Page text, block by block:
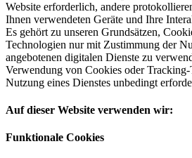
Website erforderlich, andere
Ihnen verwendeten Geräte und Ihre
Es gehört zu unseren Grundsätzen,
Technologien nur mit Zustimmung der
angebotenen digitalen Dienste zu
Verwendung von Cookies oder
Nutzung eines Dienstes unbedingt
Auf dieser Website verwenden wir:
Funktionale Cookies